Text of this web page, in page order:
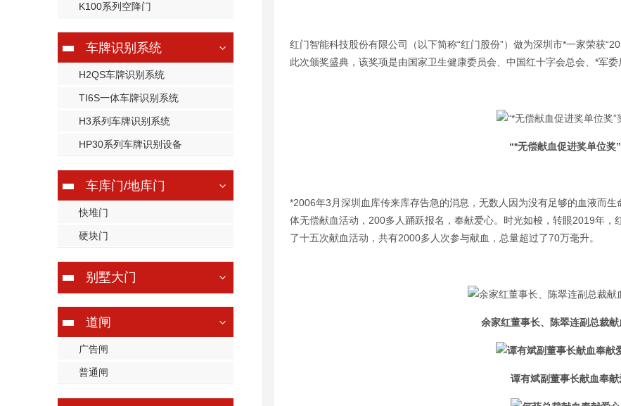
K100系列空降门
车牌识别系统
H2QS车牌识别系统
TI6S一体车牌识别系统
H3系列车牌识别系统
HP30系列车牌识别设备
车库门/地库门
快堆门
硬块门
别墅大门
道闸
广告闸
普通闸
红门智能科技股份有限公司（以下简称“红门股份”）做为深圳市*一家荣获
此次颁奖盛典，该奖项是由国家卫生健康委员会、中国红十字会总会、*军委
“*无偿献血促进奖单位奖
*2006年3月深圳血库传来库存告急的消息，无数人因为没有足够的血液而
体无偿献血活动，200多人踊跃报名，奉献爱心。时光如梭，转眼2019年
了十五次献血活动，共有2000多人次参与献血，总量超过了70万毫升。
余家红董事长、陈翠连副总裁
谭有斌副董事长献血奉献